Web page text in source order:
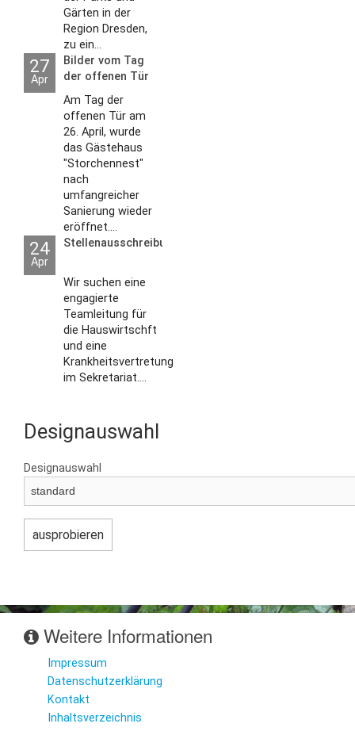
Gärten in der
Region Dresden,
zu ein...
27
Apr
Bilder vom Tag
der offenen Tür
2026
Am Tag der
offenen Tür am
26. April, wurde
das Gästehaus
"Storchennest"
nach
umfangreicher
Sanierung wieder
eröffnet....
24
Apr
Stellenausschreibungen
Wir suchen eine
engagierte
Teamleitung für
die Hauswirtschft
und eine
Krankheitsvertretung
im Sekretariat....
Designauswahl
Designauswahl
Weitere Informationen
Impressum
Datenschutzerklärung
Kontakt
Inhaltsverzeichnis